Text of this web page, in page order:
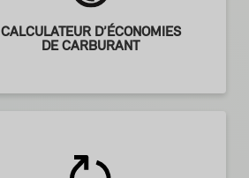
CALCULATEUR D’ÉCONOMIES
DE CARBURANT